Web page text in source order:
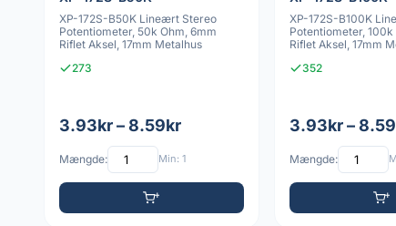
XP-172S-B50K Lineært Stereo
Potentiometer, 50k Ohm, 6mm
Riflet Aksel, 17mm Metalhus
273
3.93kr – 8.59kr
Mængde: Min: 1
XP-172S-B100K
Potentiometer, 100k
Riflet Aksel, 17mm
352
3.93kr –
Mængde: